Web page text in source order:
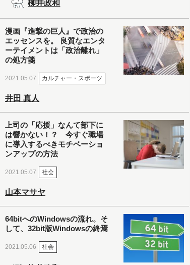
柳井政和
漫画『進撃の巨人』で政治の
エッセンスを。 良質なエンタ
ーテイメントは「政治離れ」
の処方箋
2021.05.07 カルチャー・スポーツ
井田 真人
上司の「応援」なんて部下に
は響かない！？ 今すぐ職場
に導入するべきモチベーショ
ンアップの方法
2021.05.07 社会
山本マサヤ
64bitへのWindowsの流れ。そ
して、32bit版Windowsの終焉
2021.05.06 社会